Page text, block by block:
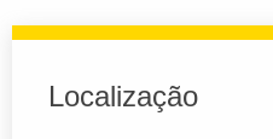
Localização